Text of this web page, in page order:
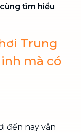
tìm hiểu
Trung
mà có
đến nay vẫn